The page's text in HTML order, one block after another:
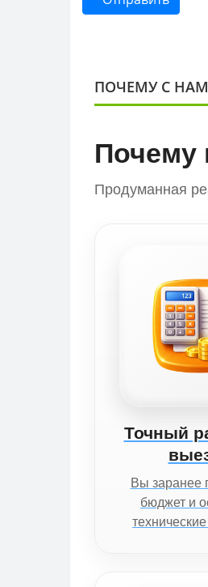
ПОЧЕМУ С
Почему
Продуманная
Точный
Вы заранее
бюджет и